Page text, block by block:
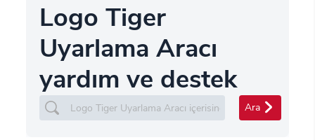
Logo Tiger
Uyarlama Aracı
yardım ve destek
Ara